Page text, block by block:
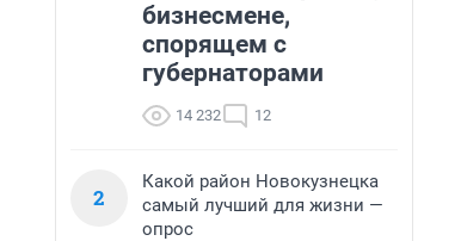
бизнесмене,
спорящем с
губернаторами
14 232 12
2
Какой район Новокузнецка
самый лучший для жизни —
опрос